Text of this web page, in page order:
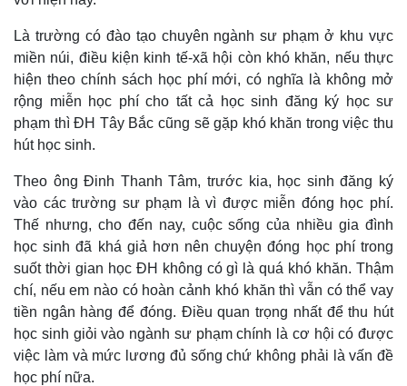
Là trường có đào tạo chuyên ngành sư phạm ở khu vực
miền núi, điều kiện kinh tế-xã hội còn khó khăn, nếu thực
hiện theo chính sách học phí mới, có nghĩa là không mở
rộng miễn học phí cho tất cả học sinh đăng ký học sư
phạm thì ĐH Tây Bắc cũng sẽ gặp khó khăn trong việc thu
hút học sinh.
Theo ông Đinh Thanh Tâm, trước kia, học sinh đăng ký
vào các trường sư phạm là vì được miễn đóng học phí.
Thế nhưng, cho đến nay, cuộc sống của nhiều gia đình
học sinh đã khá giả hơn nên chuyện đóng học phí trong
suốt thời gian học ĐH không có gì là quá khó khăn. Thậm
chí, nếu em nào có hoàn cảnh khó khăn thì vẫn có thể vay
tiền ngân hàng để đóng. Điều quan trọng nhất để thu hút
học sinh giỏi vào ngành sư phạm chính là cơ hội có được
việc làm và mức lương đủ sống chứ không phải là vấn đề
học phí nữa.